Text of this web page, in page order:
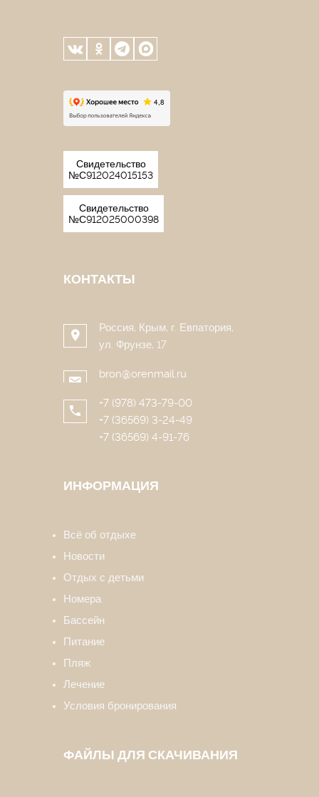
Свидетельство
№С912024015153
Свидетельство
№С912025000398
КОНТАКТЫ
Россия, Крым, г. Евпатория,
ул. Фрунзе, 17
bron@orenmail.ru
+7 (978) 473-79-00
+7 (36569) 3-24-49
+7 (36569) 4-91-76
ИНФОРМАЦИЯ
Всё об отдыхе
Новости
Отдых с детьми
Номера
Бассейн
Питание
Пляж
Лечение
Условия бронирования
ФАЙЛЫ ДЛЯ СКАЧИВАНИЯ